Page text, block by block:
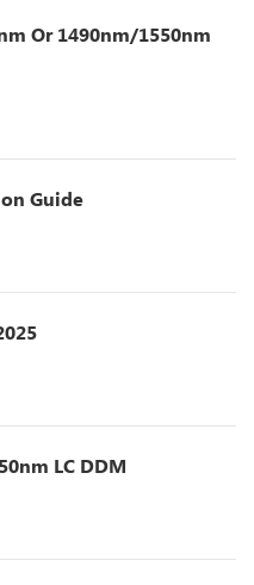
Or 1490nm/1550nm
Guide
LC DDM